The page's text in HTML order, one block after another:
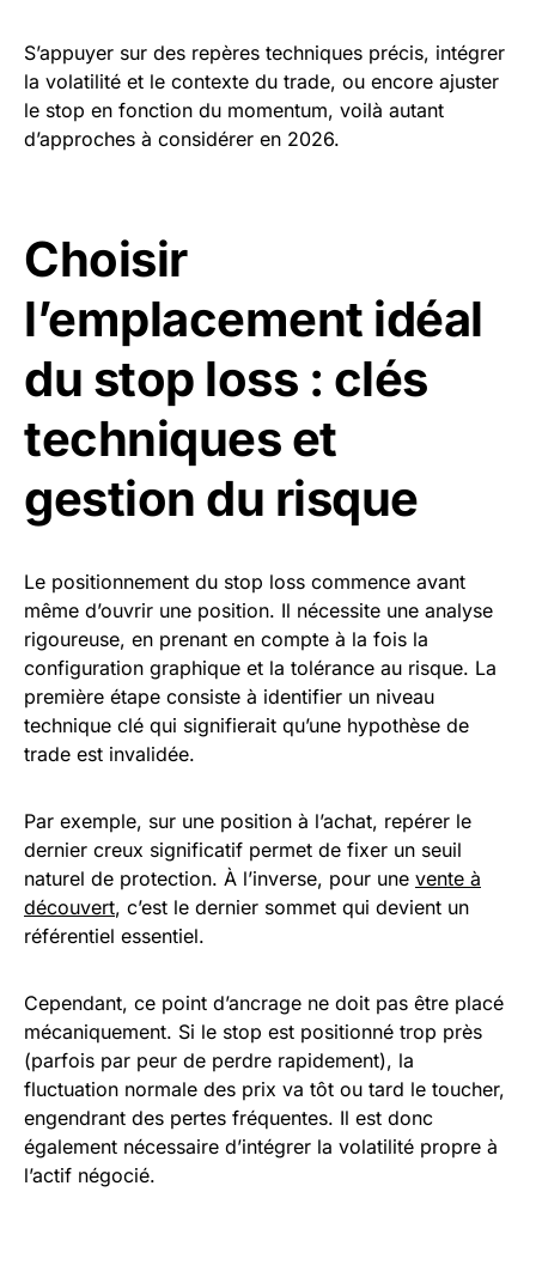
S’appuyer sur des repères techniques précis, intégrer
la volatilité et le contexte du trade, ou encore ajuster
le stop en fonction du momentum, voilà autant
d’approches à considérer en 2026.
Choisir
l’emplacement idéal
du stop loss : clés
techniques et
gestion du risque
Le positionnement du stop loss commence avant
même d’ouvrir une position. Il nécessite une analyse
rigoureuse, en prenant en compte à la fois la
configuration graphique et la tolérance au risque. La
première étape consiste à identifier un niveau
technique clé qui signifierait qu’une hypothèse de
trade est invalidée.
Par exemple, sur une position à l’achat, repérer le
dernier creux significatif permet de fixer un seuil
naturel de protection. À l’inverse, pour une vente à
découvert, c’est le dernier sommet qui devient un
référentiel essentiel.
Cependant, ce point d’ancrage ne doit pas être placé
mécaniquement. Si le stop est positionné trop près
(parfois par peur de perdre rapidement), la
fluctuation normale des prix va tôt ou tard le toucher,
engendrant des pertes fréquentes. Il est donc
également nécessaire d’intégrer la volatilité propre à
l’actif négocié.